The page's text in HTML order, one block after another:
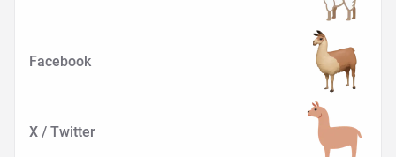
Facebook
X / Twitter